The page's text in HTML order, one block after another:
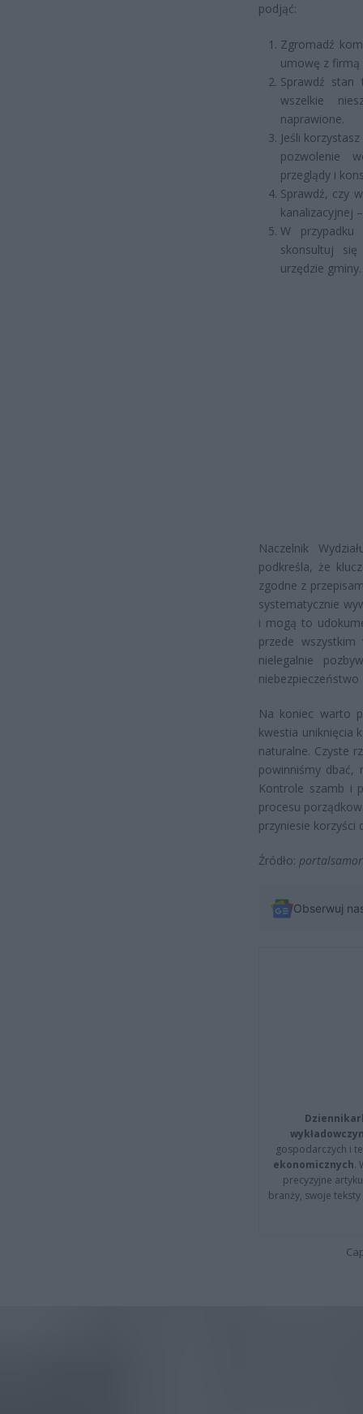
podjąć:
Zgromadź
umowę z firmą
Sprawdź stan
wszelkie
naprawione.
Jeśli
pozwolenie
przeglądy i
Sprawdź, czy
kanalizacyjnej
W przypadku
skonsultuj
urzędzie gminy.
Naczelnik
podkreśla, że
zgodne z
systematycznie
i mogą to
przede
nielegalnie
niebezpieczeństwo
Na koniec warto
kwestia uniknięcia
naturalne. Czyste
powinniśmy dbać,
Kontrole szamb i
procesu
przyniesie korzyści
Źródło:
Obserwuj
gospodarczych i
ekonomicznych.
precyzyjne
branży, swoje